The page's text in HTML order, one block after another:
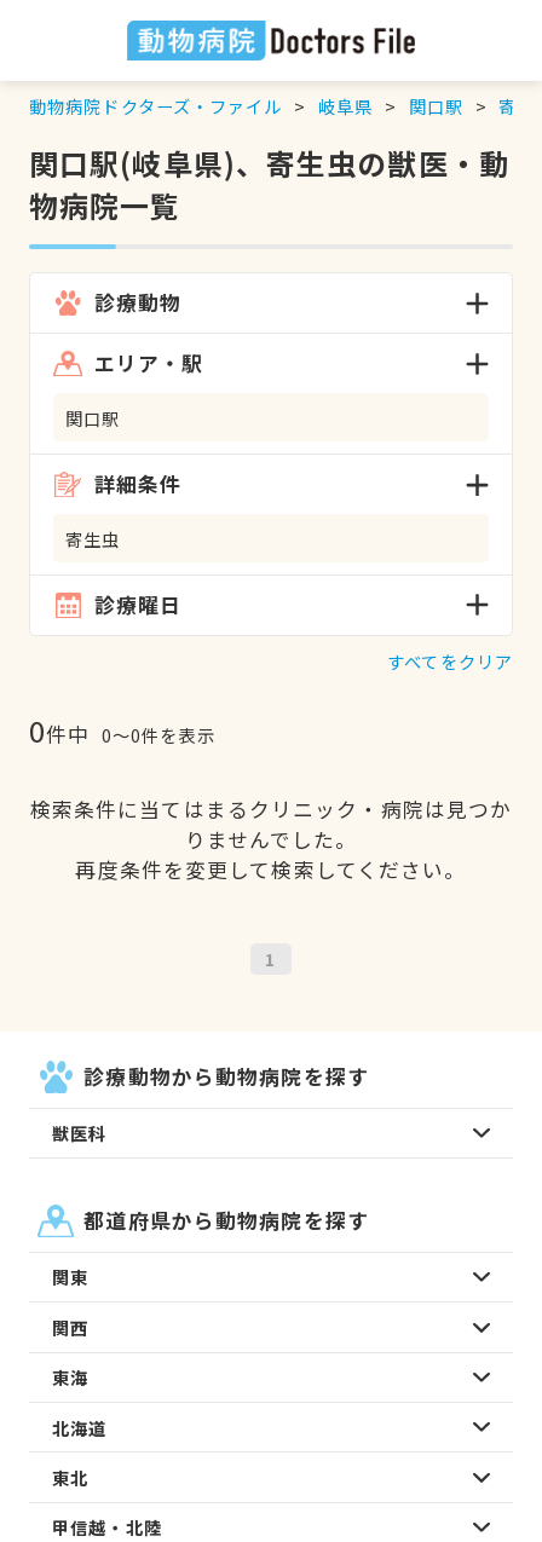
動物病院ドクターズ・ファイル 岐阜県 関口駅 寄生
関口駅(岐阜県)、寄生虫の獣医・動
物病院一覧
診療動物
エリア・駅
関口駅
詳細条件
寄生虫
診療曜日
すべてをクリア
0件中 0〜0件を表示
検索条件に当てはまるクリニック・病院は見つか
りませんでした。
再度条件を変更して検索してください。
1
診療動物から動物病院を探す
獣医科
都道府県から動物病院を探す
関東
関西
東海
北海道
東北
甲信越・北陸